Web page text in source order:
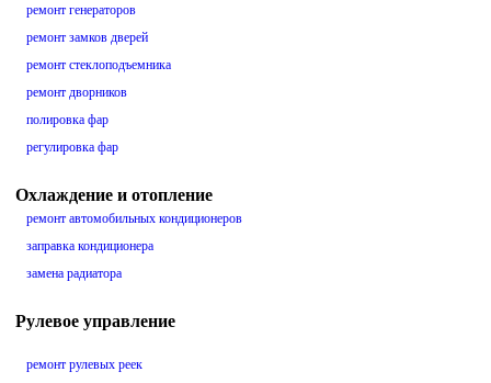
ремонт генераторов
ремонт замков дверей
ремонт стеклоподъемника
ремонт дворников
полировка фар
регулировка фар
Охлаждение и отопление
ремонт автомобильных кондиционеров
заправка кондиционера
замена радиатора
Рулевое управление
ремонт рулевых реек